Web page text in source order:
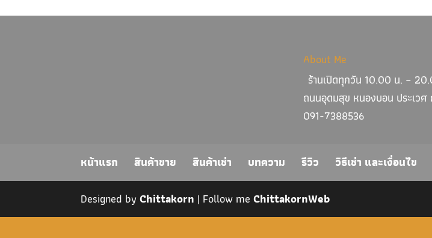
About Me
ร้านเปิดทุกวัน 10.00 น. –
ถนนอุดมสุข หนองบอน ประเว
091-7388536
หน้าแรก สินค้าขาย สินค้าเช่า บทความ รีวิว วิธีเช่า และเงื่อนไข
Designed byChittakorn | Follow meChittakornWeb